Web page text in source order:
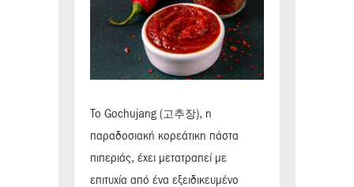
Το Gochujang (고추장), η
παραδοσιακή κορεάτικη πάστα
πιπεριάς, έχει μετατραπεί με
επιτυχία από ένα εξειδικευμένο